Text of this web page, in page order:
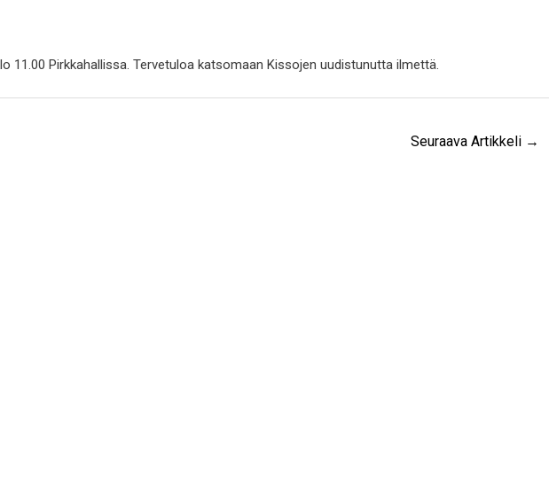
11.00 Pirkkahallissa. Tervetuloa katsomaan Kissojen uudistunutta ilmettä.
Seuraava Artikkeli →